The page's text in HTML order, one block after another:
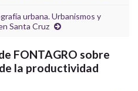
urbana. Urbanismos y
Santa Cruz
FONTAGRO sobre
la productividad